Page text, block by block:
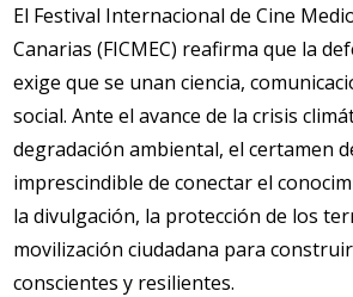
El Festival Internacional de Cine
Canarias (FICMEC) reafirma que la
exige que se unan ciencia,
social. Ante el avance de la crisis
degradación ambiental, el certamen
imprescindible de conectar el
la divulgación, la protección de los
movilización ciudadana para
conscientes y resilientes.